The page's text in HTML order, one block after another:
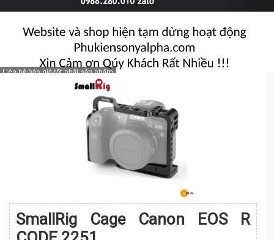
Liên hệ báo giá tốt nhất sản phẩm
SmallRig Cage Canon EOS R